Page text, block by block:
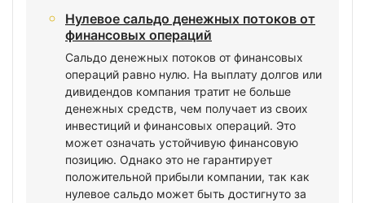
Нулевое сальдо денежных потоков от
финансовых операций
Сальдо денежных потоков от финансовых
операций равно нулю. На выплату долгов или
дивидендов компания тратит не больше
денежных средств, чем получает из своих
инвестиций и финансовых операций. Это
может означать устойчивую финансовую
позицию. Однако это не гарантирует
положительной прибыли компании, так как
нулевое сальдо может быть достигнуто за